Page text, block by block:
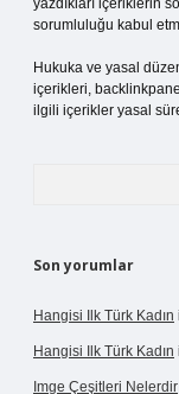
yazdıkları içeriklerin
sorumluluğu kabul
Hukuka ve yasal
içerikleri,
ilgili içerikler yasal
Son yorumlar
Hangisi Ilk Türk Kadın
Hangisi Ilk Türk Kadın
Imge Çeşitleri Nelerdir